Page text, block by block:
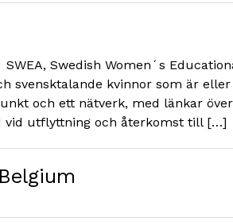
Swedish Women´s
svensktalande kvinnor som är
och ett nätverk, med länkar
vid utflyttning och återkomst till […]